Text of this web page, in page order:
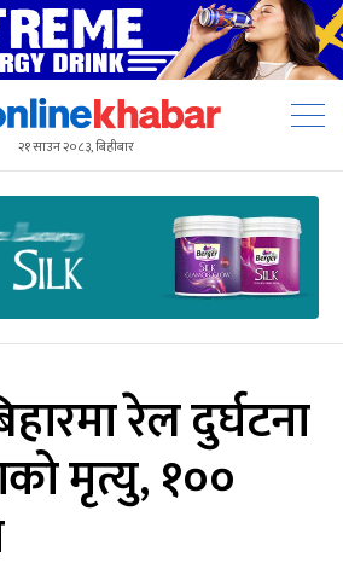
२१ साउन २०८३, बिहीबार
रेल दुर्घटना
मृत्यु, १००